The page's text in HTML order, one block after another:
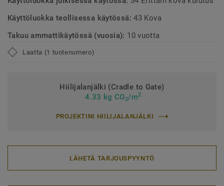
Käyttöluokka teollisessa käytössä:43 Kova
Takuu ammattikäytössä (vuosia): 10 vuotta
Laatta (1 tuotenumero)
Hiilijalanjälki (Cradle to Gate)
4.33 kg CO2/m2
PROJEKTINI HIILIJALANJÄLKI
LÄHETÄ TARJOUSPYYNTÖ